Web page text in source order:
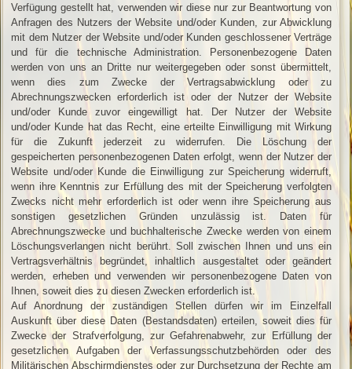
Verfügung gestellt hat, verwenden wir diese nur zur Beantwortung von
Anfragen des Nutzers der Website und/oder Kunden, zur Abwicklung
mit dem Nutzer der Website und/oder Kunden geschlossener Verträge
und für die technische Administration. Personenbezogene Daten
werden von uns an Dritte nur weitergegeben oder sonst übermittelt,
wenn dies zum Zwecke der Vertragsabwicklung oder zu
Abrechnungszwecken erforderlich ist oder der Nutzer der Website
und/oder Kunde zuvor eingewilligt hat. Der Nutzer der Website
und/oder Kunde hat das Recht, eine erteilte Einwilligung mit Wirkung
für die Zukunft jederzeit zu widerrufen. Die Löschung der
gespeicherten personenbezogenen Daten erfolgt, wenn der Nutzer der
Website und/oder Kunde die Einwilligung zur Speicherung widerruft,
wenn ihre Kenntnis zur Erfüllung des mit der Speicherung verfolgten
Zwecks nicht mehr erforderlich ist oder wenn ihre Speicherung aus
sonstigen gesetzlichen Gründen unzulässig ist. Daten für
Abrechnungszwecke und buchhalterische Zwecke werden von einem
Löschungsverlangen nicht berührt. Soll zwischen Ihnen und uns ein
Vertragsverhältnis begründet, inhaltlich ausgestaltet oder geändert
werden, erheben und verwenden wir personenbezogene Daten von
Ihnen, soweit dies zu diesen Zwecken erforderlich ist.
Auf Anordnung der zuständigen Stellen dürfen wir im Einzelfall
Auskunft über diese Daten (Bestandsdaten) erteilen, soweit dies für
Zwecke der Strafverfolgung, zur Gefahrenabwehr, zur Erfüllung der
gesetzlichen Aufgaben der Verfassungsschutzbehörden oder des
Militärischen Abschirmdienstes oder zur Durchsetzung der Rechte am